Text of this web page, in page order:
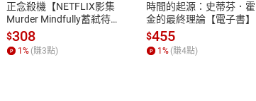
正念殺機【NETFLIX影集
Murder Mindfully蓄弒待
發】【電子書】
$308
1% (賺3點)
時間的起源：史蒂芬．霍
金的最終理論【電子書】
$455
1% (賺4點)